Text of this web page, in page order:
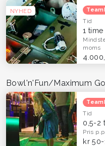
NYHED
Tid
1 time
moms
Bowl'n'Fun/Maximum
Tid
0,5-2
Pris p.p.
kr 50-